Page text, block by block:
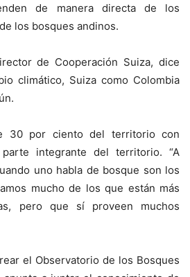
de manera directa de los
los bosques andinos.
de Cooperación Suiza, dice
climático, Suiza como Colombia
30 por ciento del territorio con
integrante del territorio. “A
uno habla de bosque son los
mucho de los que están más
pero que sí proveen muchos
el Observatorio de los Bosques